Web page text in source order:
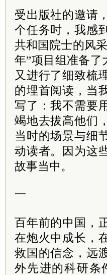
受出版社的邀请
个任务时，我感
共和国院士的风
年”项目组准备
又进行了细致梳
的埋首阅读，当
写了：我不需要
竭地去拔高他们
当时的场景与细
动读者。因为这
故事当中。
一
百年前的中国，
在炮火中成长，
救国的信念，远
外先进的科研条